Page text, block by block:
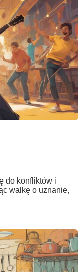
do konfliktów i
walkę o uznanie,